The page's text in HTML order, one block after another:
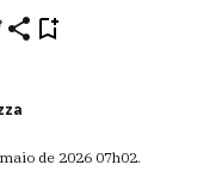
de 2026 07h02.